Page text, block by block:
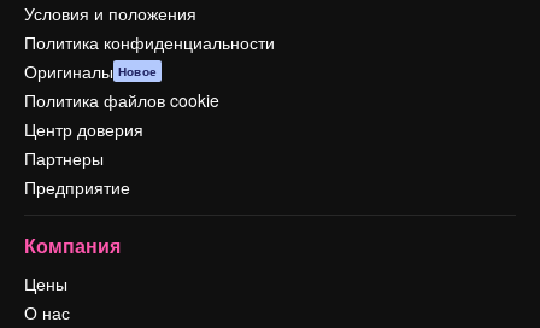
Условия и положения
Политика конфиденциальности
Оригиналы Новое
Политика файлов cookie
Центр доверия
Партнеры
Предприятие
Компания
Цены
О нас